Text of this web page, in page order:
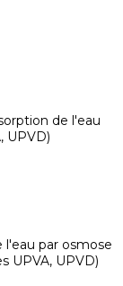
de l'eau
UPVD)
par osmose
UPVA, UPVD)